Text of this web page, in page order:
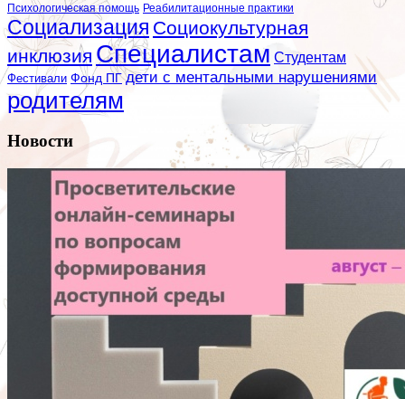
Психологическая помощь Реабилитационные практики
Социализация Социокультурная
инклюзия Специалистам Студентам
Фестивали Фонд ПГ дети с ментальными нарушениями
родителям
Новости